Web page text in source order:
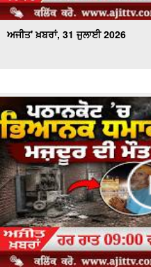
ਅਜੀਤ' ਖ਼ਬਰਾਂ, 31 ਜੁਲਾਈ 2026